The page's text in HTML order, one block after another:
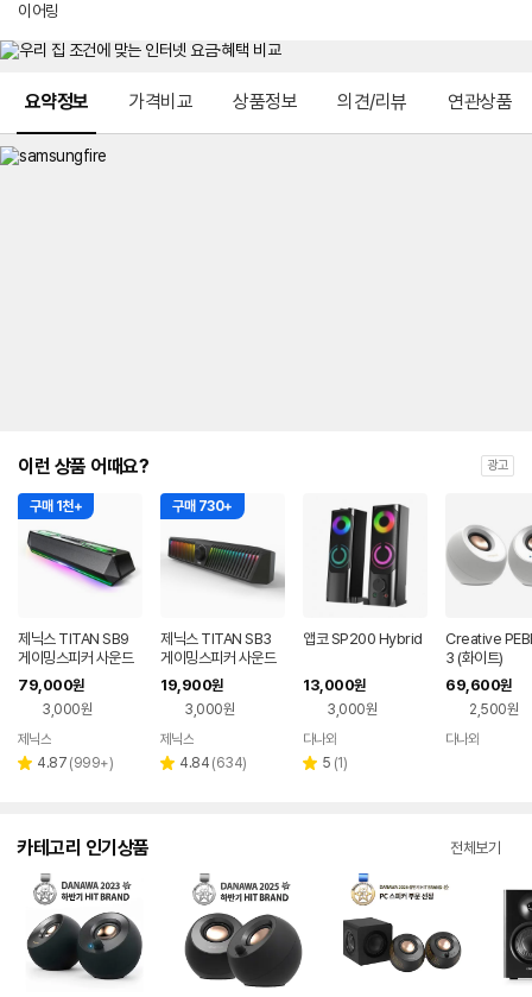
이어링
요약정보 가격비교 상품정보 의견/리뷰 연관상품
이런 상품 어때요? 광고
구매 1천+
제닉스 TITAN SB9
게이밍스피커 사운드
바 컴퓨터스피커
79,000원
3,000원
페이
제닉스
별 4.87 리
(999+)
구매 730+
제닉스 TITAN SB3
게이밍스피커 사운드
바 컴퓨터스피커
19,900원
3,000원
페이
제닉스
별 4.84 리
(634)
앱코 SP200 Hybrid
13,000원
3,000원
페이
다나와
별 5 리
(1)
Creative
3 (화이트)
69,600원
2,500원
다나와
카테고리 인기상품 전체보기